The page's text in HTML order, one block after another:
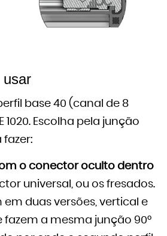
usar
base 40 (canal de 8
1020. Escolha pela junção
fazer:
o conector oculto dentro
universal, ou os fresados.
em duas versões, vertical e
fazem a mesma junção 90°